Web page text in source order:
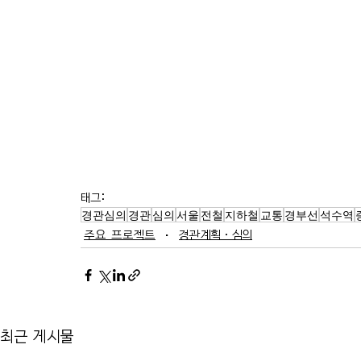
태그:
경관심의 경관심의 서울 전철 지하철 교통 경부선 석수역
주요 프로젝트 경관계획·심의
최근 게시물